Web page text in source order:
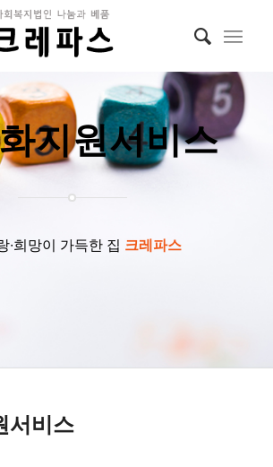
지원서비스
∙희망이 가득한 집 크레파스
서비스